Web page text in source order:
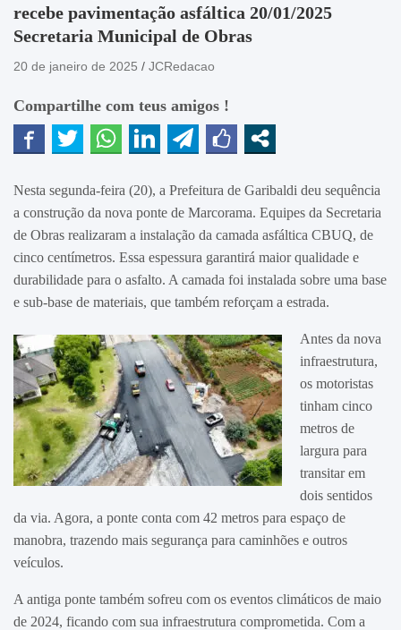
recebe pavimentação asfáltica 20/01/2025
Secretaria Municipal de Obras
20 de janeiro de 2025 JCRedacao
Compartilhe com teus amigos !
Nesta segunda-feira (20), a Prefeitura de Garibaldi deu sequência
a construção da nova ponte de Marcorama. Equipes da Secretaria
de Obras realizaram a instalação da camada asfáltica CBUQ, de
cinco centímetros. Essa espessura garantirá maior qualidade e
durabilidade para o asfalto. A camada foi instalada sobre uma base
e sub-base de materiais, que também reforçam a estrada.
Antes da nova
infraestrutura,
os motoristas
tinham cinco
metros de
largura para
transitar em
dois sentidos
da via. Agora, a ponte conta com 42 metros para espaço de
manobra, trazendo mais segurança para caminhões e outros
veículos.
A antiga ponte também sofreu com os eventos climáticos de maio
de 2024, ficando com sua infraestrutura comprometida. Com a